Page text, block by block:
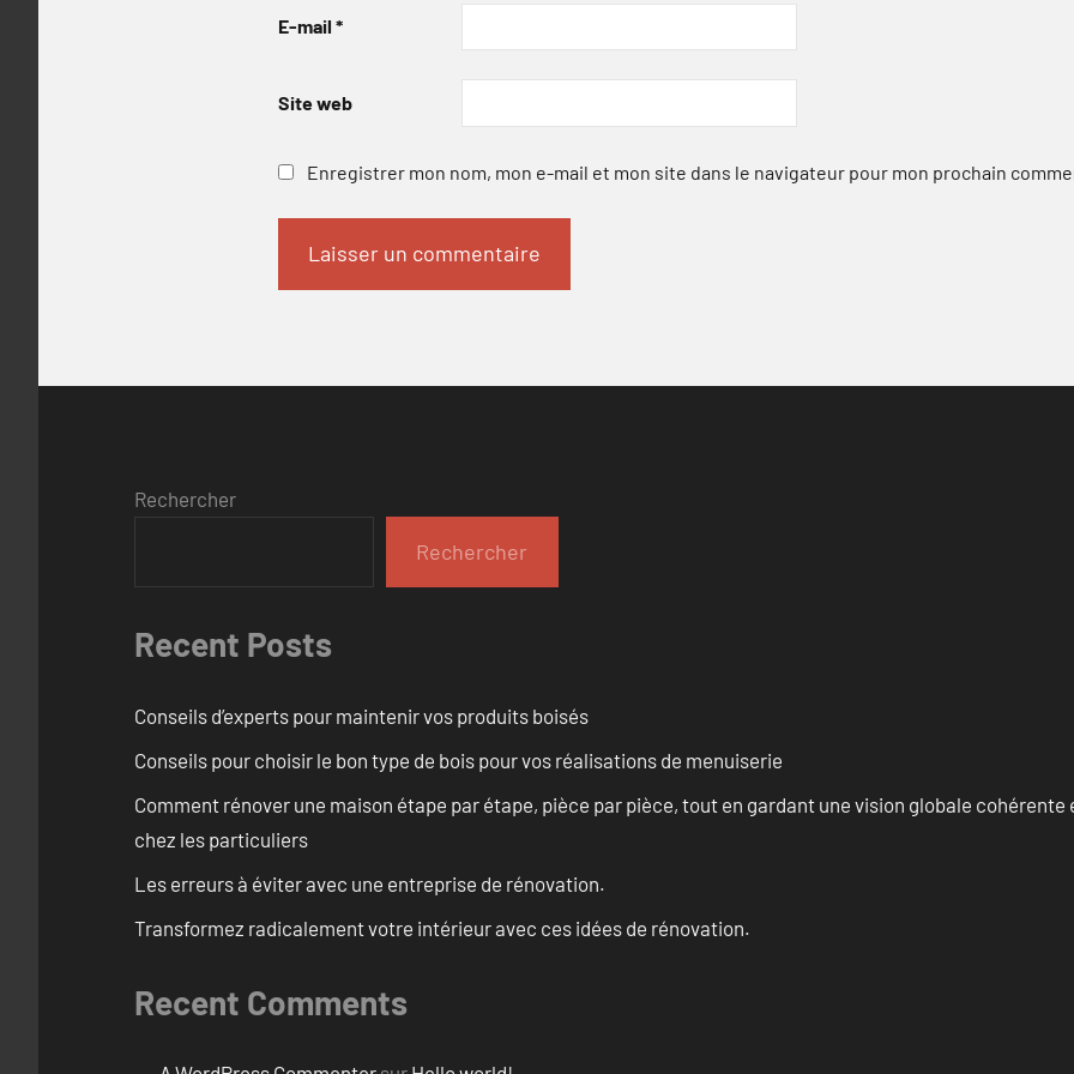
E-mail *
Site web
Enregistrer mon nom, mon e-mail et mon site dans le navigateur pour mon prochain
Rechercher
Rechercher
Recent Posts
Conseils d’experts pour maintenir vos produits boisés
Conseils pour choisir le bon type de bois pour vos réalisations de menuiserie
Comment rénover une maison étape par étape, pièce par pièce, tout en gardant une vision globale
chez les particuliers
Les erreurs à éviter avec une entreprise de rénovation.
Transformez radicalement votre intérieur avec ces idées de rénovation.
Recent Comments